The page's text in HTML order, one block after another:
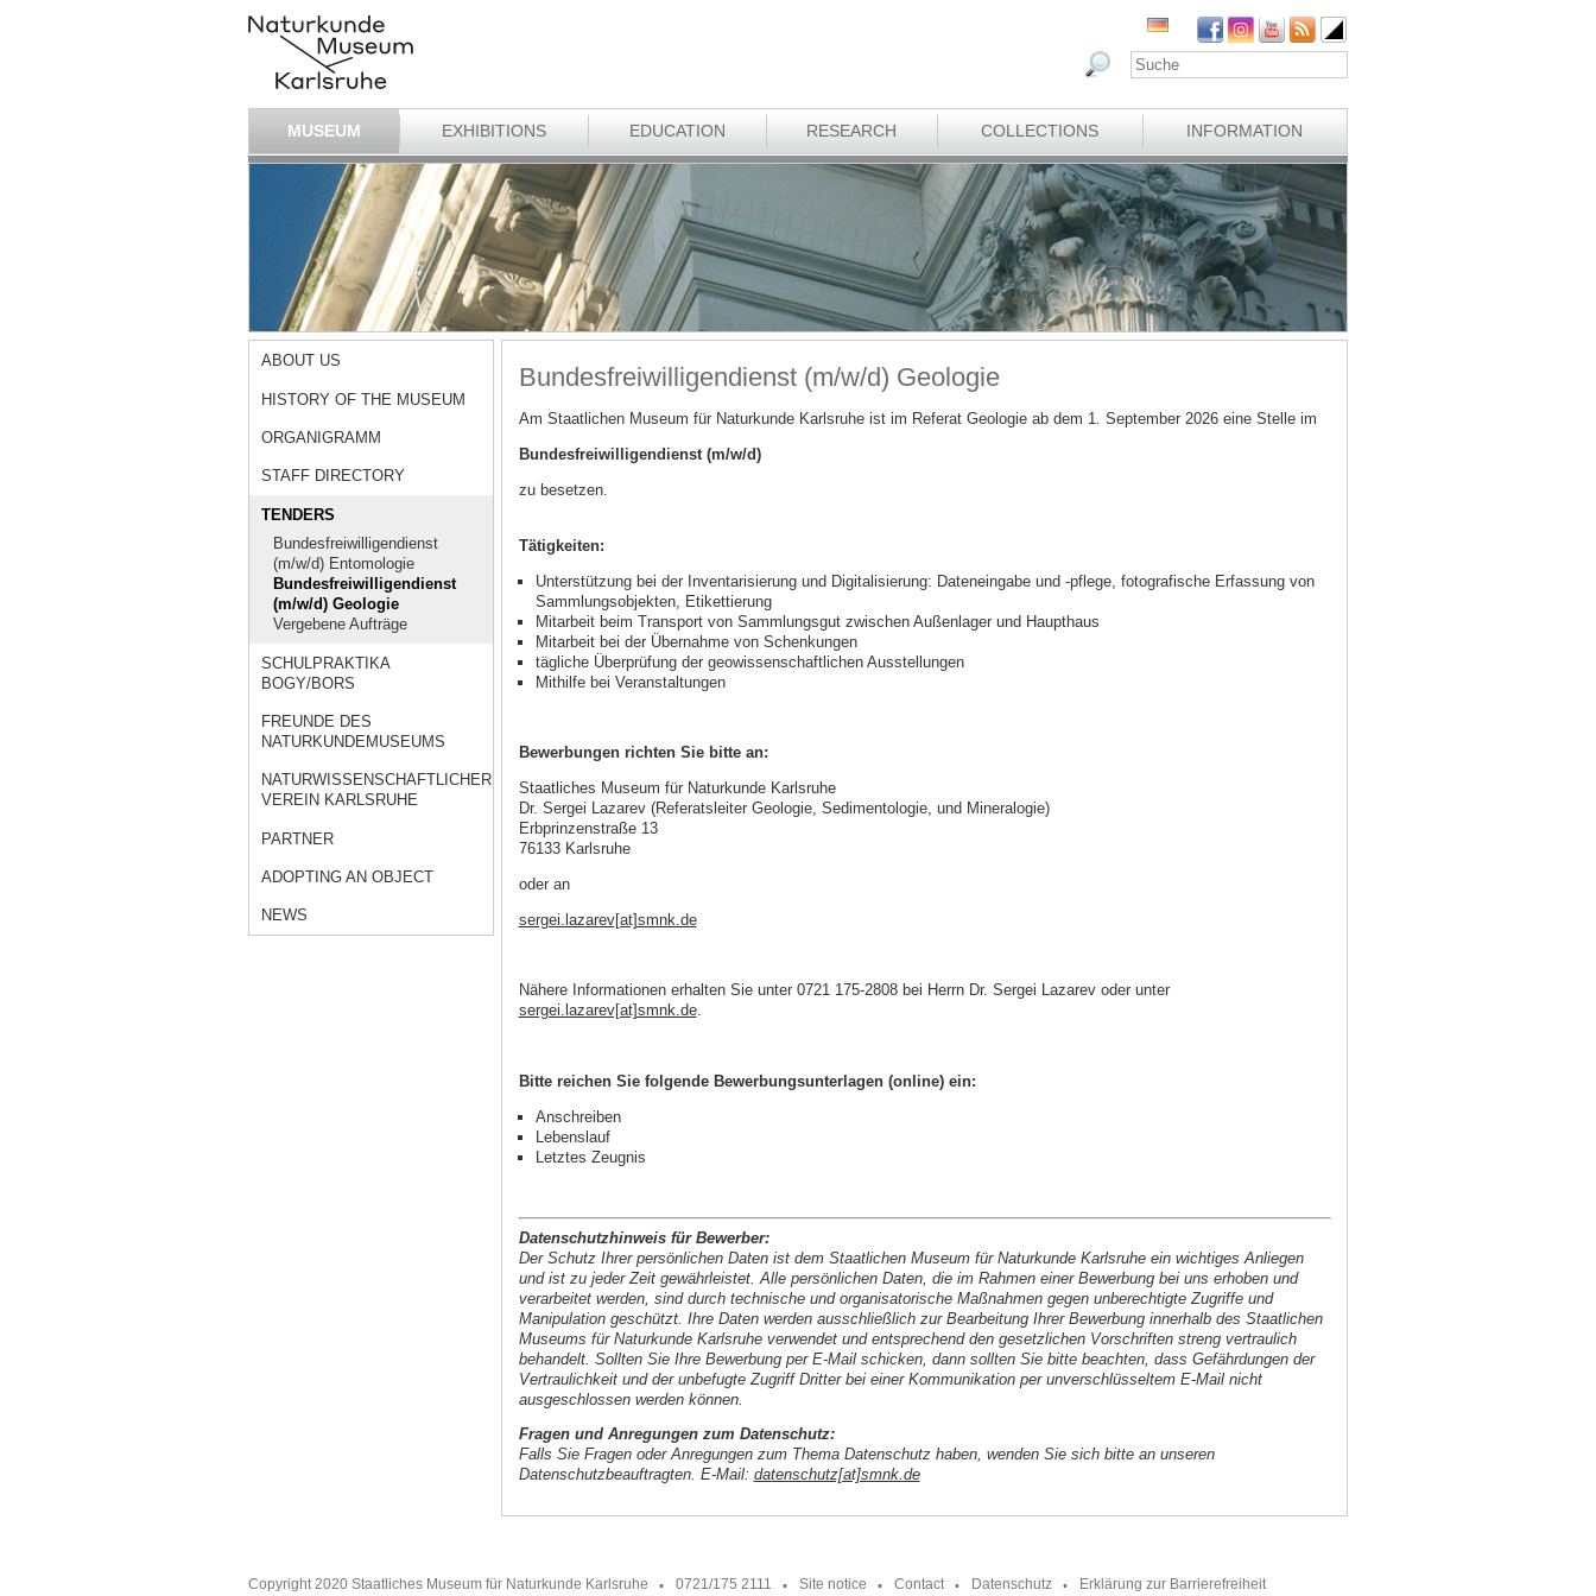
MUSEUM EXHIBITIONS EDUCATION RESEARCH COLLECTIONS INFORMATION
ABOUT US
HISTORY OF THE MUSEUM
ORGANIGRAMM
STAFF DIRECTORY
TENDERS
Bundesfreiwilligendienst
(m/w/d) Entomologie
Bundesfreiwilligendienst
(m/w/d) Geologie
Vergebene Aufträge
SCHULPRAKTIKA
BOGY/BORS
FREUNDE DES
NATURKUNDEMUSEUMS
NATURWISSENSCHAFTLICHER
VEREIN KARLSRUHE
PARTNER
ADOPTING AN OBJECT
NEWS
Bundesfreiwilligendienst (m/w/d) Geologie
Am Staatlichen Museum für Naturkunde Karlsruhe ist im Referat Geologie ab dem 1. September 2026 eine Stelle im
Bundesfreiwilligendienst (m/w/d)
zu besetzen.
Tätigkeiten:
Unterstützung bei der Inventarisierung und Digitalisierung: Dateneingabe und -pflege, fotografische Erfassung von
Sammlungsobjekten, Etikettierung
Mitarbeit beim Transport von Sammlungsgut zwischen Außenlager und Haupthaus
Mitarbeit bei der Übernahme von Schenkungen
tägliche Überprüfung der geowissenschaftlichen Ausstellungen
Mithilfe bei Veranstaltungen
Bewerbungen richten Sie bitte an:
Staatliches Museum für Naturkunde Karlsruhe
Dr. Sergei Lazarev (Referatsleiter Geologie, Sedimentologie, und Mineralogie)
Erbprinzenstraße 13
76133 Karlsruhe
oder an
sergei.lazarev[at]smnk.de
Nähere Informationen erhalten Sie unter 0721 175-2808 bei Herrn Dr. Sergei Lazarev oder unter
sergei.lazarev[at]smnk.de.
Bitte reichen Sie folgende Bewerbungsunterlagen (online) ein:
Anschreiben
Lebenslauf
Letztes Zeugnis
Datenschutzhinweis für Bewerber:
Der Schutz Ihrer persönlichen Daten ist dem Staatlichen Museum für Naturkunde Karlsruhe ein wichtiges Anliegen
und ist zu jeder Zeit gewährleistet. Alle persönlichen Daten, die im Rahmen einer Bewerbung bei uns erhoben und
verarbeitet werden, sind durch technische und organisatorische Maßnahmen gegen unberechtigte Zugriffe und
Manipulation geschützt. Ihre Daten werden ausschließlich zur Bearbeitung Ihrer Bewerbung innerhalb des Staatlichen
Museums für Naturkunde Karlsruhe verwendet und entsprechend den gesetzlichen Vorschriften streng vertraulich
behandelt. Sollten Sie Ihre Bewerbung per E-Mail schicken, dann sollten Sie bitte beachten, dass Gefährdungen der
Vertraulichkeit und der unbefugte Zugriff Dritter bei einer Kommunikation per unverschlüsseltem E-Mail nicht
ausgeschlossen werden können.
Fragen und Anregungen zum Datenschutz:
Falls Sie Fragen oder Anregungen zum Thema Datenschutz haben, wenden Sie sich bitte an unseren
Datenschutzbeauftragten. E-Mail: datenschutz[at]smnk.de
Copyright 2020 Staatliches Museum für Naturkunde Karlsruhe 0721/175 2111 Site notice Contact Datenschutz Erklärung zur Barrierefreiheit